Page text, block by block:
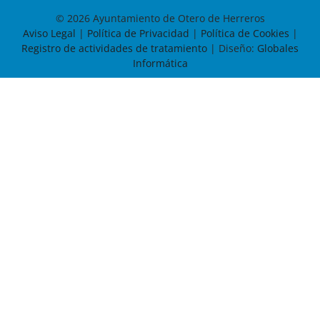
© 2026 Ayuntamiento de Otero de Herreros
Aviso Legal | Política de Privacidad | Política de Cookies |
Registro de actividades de tratamiento | Diseño: Globales
Informática